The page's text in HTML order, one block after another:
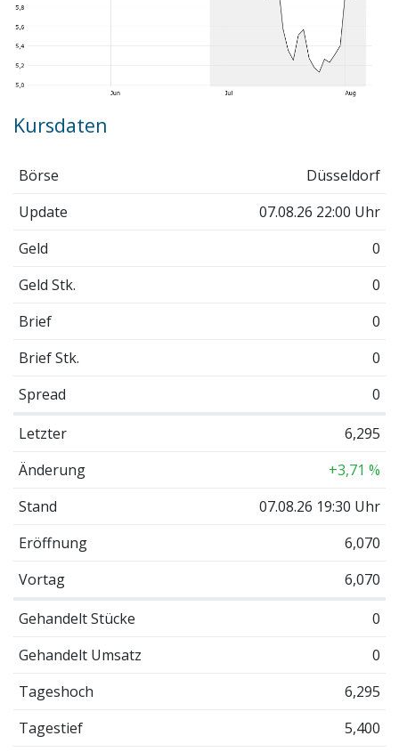
Kursdaten
Börse
Düsseldorf
Update
07.08.26 22:00 Uhr
Geld
0
Geld Stk.
0
Brief
0
Brief Stk.
0
Spread
0
Letzter
6,295
Änderung
+3,71 %
Stand
07.08.26 19:30 Uhr
Eröffnung
6,070
Vortag
6,070
Gehandelt Stücke
0
Gehandelt Umsatz
0
Tageshoch
6,295
Tagestief
5,400